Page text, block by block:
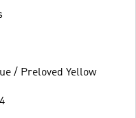
/ Preloved Yellow